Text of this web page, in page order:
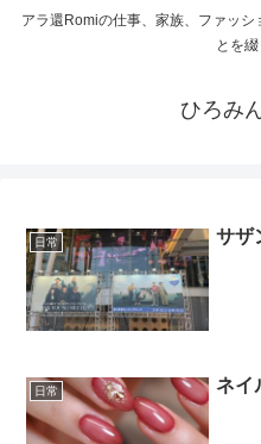
アラ還Romiの仕事、家族、ファッ
とを綴
ひろみ
日常 サザ
日常 ネイ